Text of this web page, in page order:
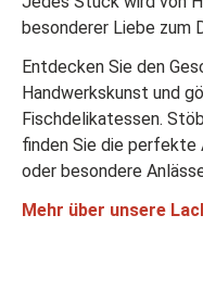
besonderer Liebe zum
Entdecken Sie den
Handwerkskunst und
Fischdelikatessen.
finden Sie die perfekte
oder besondere
Mehr über unsere